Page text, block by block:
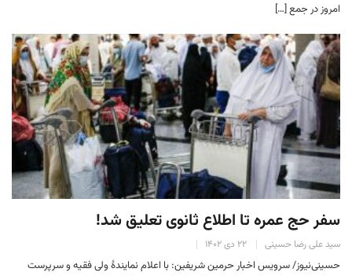
امروز در جمع […]
سفر حج عمره تا اطلاع ثانوی تعلیق شد!
سید علی رضا حسینی ۲۲ دی ۱۴۰۲
حسینی‌نیوز/ سرویس اخبار حرمین شریفین: با اعلام نمایندهٔ ولی فقیه و سرپرست